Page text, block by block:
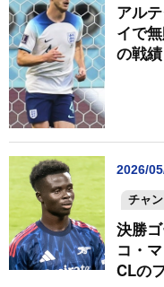
アル
イで
の戦
2026/
チャ
決勝
コ・
CLの